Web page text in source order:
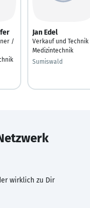
/
Jan Edel
Verkauf und Technik
Medizintechnik
Sumiswald
wirklich zu Dir